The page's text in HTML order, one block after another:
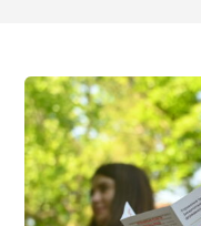
та курортів
на території
національного
пройшли